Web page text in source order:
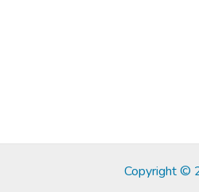
Copyright ©